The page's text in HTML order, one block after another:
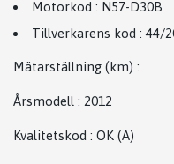
Motorkod : N57-D30B
Tillverkarens kod :44/
Mätarställning (km) :
Årsmodell : 2012
Kvalitetskod : OK (A)